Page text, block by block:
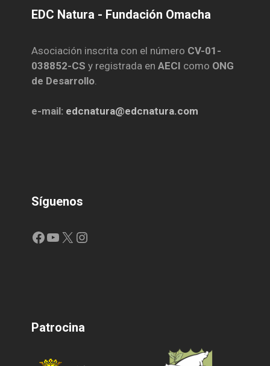
EDC Natura - Fundación Omacha
Asociación inscrita con el número CV-01-
038852-CS y registrada enAECI como ONG
de Desarrollo.
e-mail: edcnatura@edcnatura.com
Síguenos
Facebook
YouTube
X Instagram
Patrocina